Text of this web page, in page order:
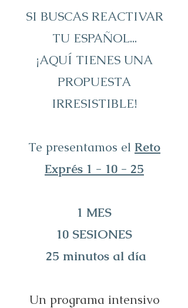
SI BUSCAS REACTIVAR
TU ESPAÑOL...
¡AQUÍ TIENES UNA
PROPUESTA
IRRESISTIBLE!
Te presentamos el Reto
Exprés 1 - 10 - 25
1 MES
10 SESIONES
25 minutos al día
Un programa intensivo